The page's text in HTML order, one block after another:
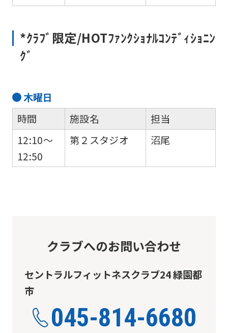
*ｸﾗﾌﾞ限定/HOTﾌｧﾝｸｼｮﾅﾙｺﾝﾃﾞｨｼｮﾆﾝ
ｸﾞ
木曜日
時間
12:10～
12:50
施設名
第２スタジオ
担当
沼尾
クラブへのお問い合わせ
セントラルフィットネスクラブ24 緑園都
市
045-814-6680
may
differ
content.
We
ask
before
the
Automatic